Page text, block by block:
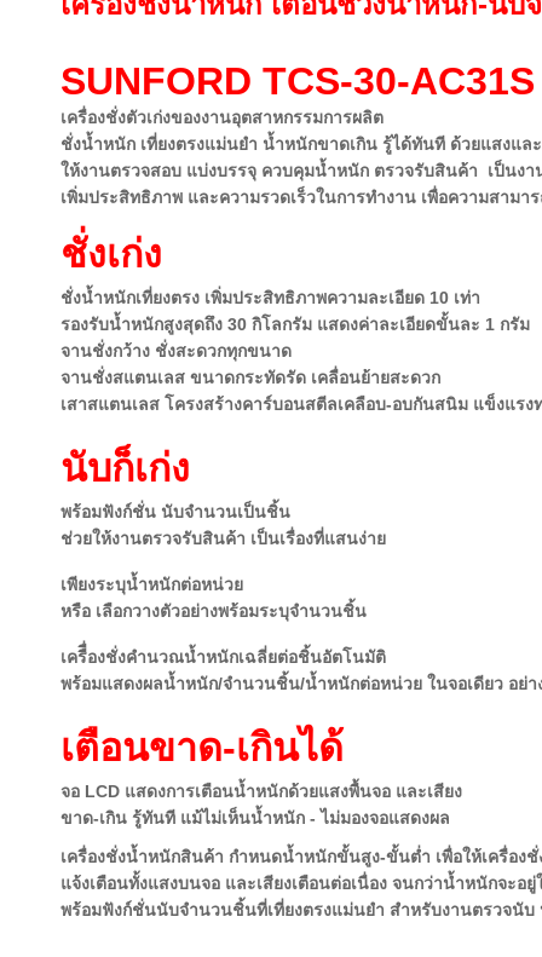
SUNFORD TCS-30-AC31S
เครื่องชั่งตัวเก่งของงานอุตสาหกรรมการผลิต
ชั่งน้ำหนัก เที่ยงตรงแม่นยำ น้ำหนักขาดเกิน รู้ได้ทันที ด้วยแสงแล
ให้งานตรวจสอบ แบ่งบรรจุ ควบคุมน้ำหนัก ตรวจรับสินค้า เป็นงา
เพิ่มประสิทธิภาพ และความรวดเร็วในการทำงาน เพื่อความสามา
ชั่งเก่ง
ชั่งน้ำหนักเที่ยงตรง เพิ่มประสิทธิภาพความละเอียด 10 เท่า
รองรับน้ำหนักสูงสุดถึง 30 กิโลกรัม แสดงค่าละเอียดขั้นละ 1 กรัม
จานชั่งกว้าง ชั่งสะดวกทุกขนาด
จานชั่งสแตนเลส ขนาดกระทัดรัด เคลื่อนย้ายสะดวก
เสาสแตนเลส โครงสร้างคาร์บอนสตีลเคลือบ-อบกันสนิม แข็งแรง
นับก็เก่ง
พร้อมฟังก์ชั่น นับจำนวนเป็นชิ้น
ช่วยให้งานตรวจรับสินค้า เป็นเรื่องที่แสนง่าย
เพียงระบุน้ำหนักต่อหน่วย
หรือ เลือกวางตัวอย่างพร้อมระบุจำนวนชิ้น
เครืื่องชั่งคำนวณน้ำหนักเฉลี่ยต่อชิ้นอัตโนมัติ
พร้อมแสดงผลน้ำหนัก/จำนวนชิ้น/น้ำหนักต่อหน่วย ในจอเดียว อย่า
เตือนขาด-เกินได้
จอ LCD แสดงการเตือนน้ำหนักด้วยแสงพื้นจอ และเสียง
ขาด-เกิน รู้ทันที แม้ไม่เห็นน้ำหนัก - ไม่มองจอแสดงผล
เครื่องชั่งน้ำหนักสินค้า กำหนดน้ำหนักขั้นสูง-ขั้นต่ำ เพื่อให้เครื่อ
แจ้งเตือนทั้งแสงบนจอ และเสียงเตือนต่อเนื่อง จนกว่าน้ำหนักจะ
พร้อมฟังก์ชั่นนับจำนวนชิ้นที่เที่ยงตรงแม่นยำ สำหรับงานตรวจนับ